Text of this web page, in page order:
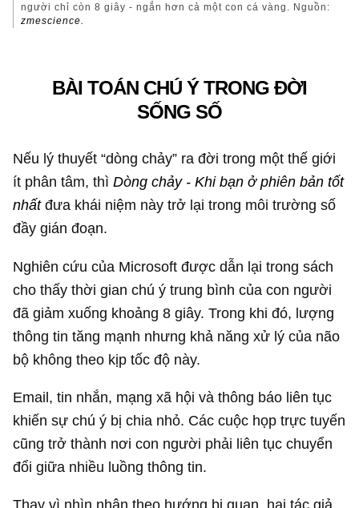
người chỉ còn 8 giây - ngắn hơn cả một con cá vàng. Nguồn:
zmescience.
BÀI TOÁN CHÚ Ý TRONG ĐỜI
SỐNG SỐ
Nếu lý thuyết “dòng chảy” ra đời trong một thế giới
ít phân tâm, thìDòng chảy - Khi bạn ở phiên bản tốt
nhấtđưa khái niệm này trở lại trong môi trường số
đầy gián đoạn.
Nghiên cứu của Microsoft được dẫn lại trong sách
cho thấy thời gian chú ý trung bình của con người
đã giảm xuống khoảng 8 giây. Trong khi đó, lượng
thông tin tăng mạnh nhưng khả năng xử lý của não
bộ không theo kịp tốc độ này.
Email, tin nhắn, mạng xã hội và thông báo liên tục
khiến sự chú ý bị chia nhỏ. Các cuộc họp trực tuyến
cũng trở thành nơi con người phải liên tục chuyển
đổi giữa nhiều luồng thông tin.